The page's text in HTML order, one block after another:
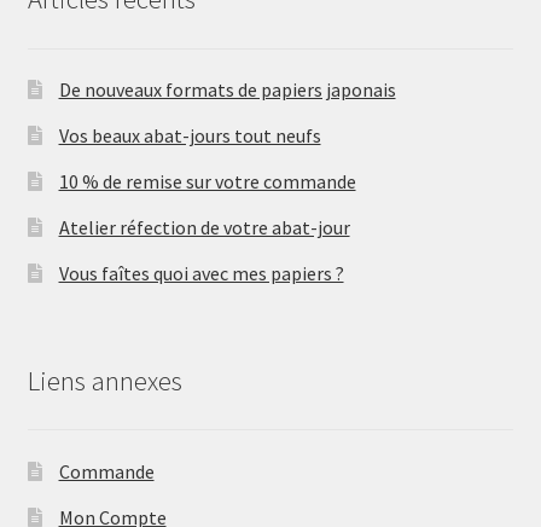
De nouveaux formats de papiers japonais
Vos beaux abat-jours tout neufs
10 % de remise sur votre commande
Atelier réfection de votre abat-jour
Vous faîtes quoi avec mes papiers ?
Liens annexes
Commande
Mon Compte